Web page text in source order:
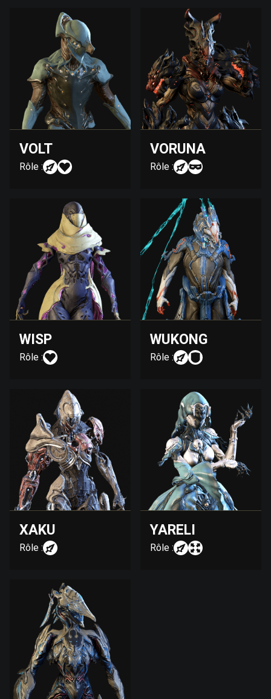
VOLT
Rôle :
VORUNA
Rôle :
WISP
Rôle :
WUKONG
Rôle :
XAKU
Rôle :
YARELI
Rôle :